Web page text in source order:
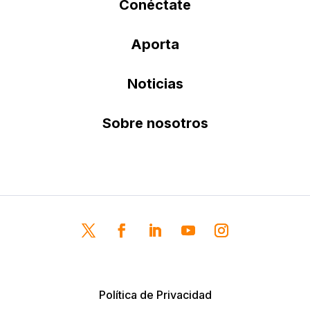
Conéctate
Aporta
Noticias
Sobre nosotros
Política de Privacidad